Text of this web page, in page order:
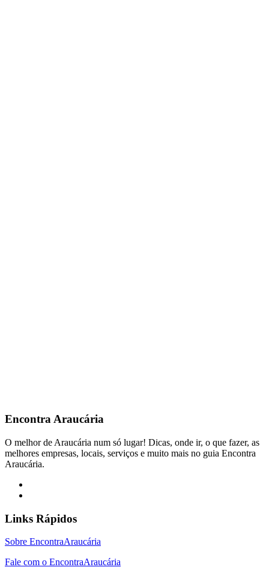
Encontra Araucária
O melhor de Araucária num só lugar! Dicas, onde ir, o que fazer, as
melhores empresas, locais, serviços e muito mais no guia Encontra
Araucária.
Links Rápidos
Sobre EncontraAraucária
Fale com o EncontraAraucária